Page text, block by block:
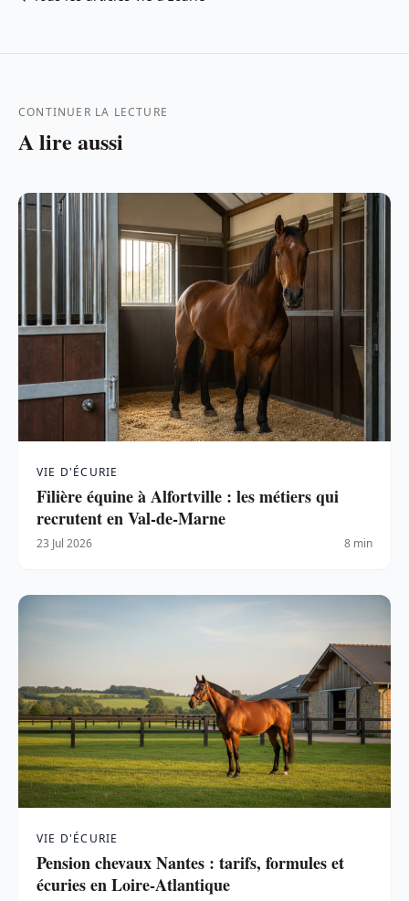
CONTINUER LA LECTURE
A lire aussi
VIE D'ÉCURIE
Filière équine à Alfortville : les métiers qui
recrutent en Val-de-Marne
23 Jul 2026 8 min
VIE D'ÉCURIE
Pension chevaux Nantes : tarifs, formules et
écuries en Loire-Atlantique